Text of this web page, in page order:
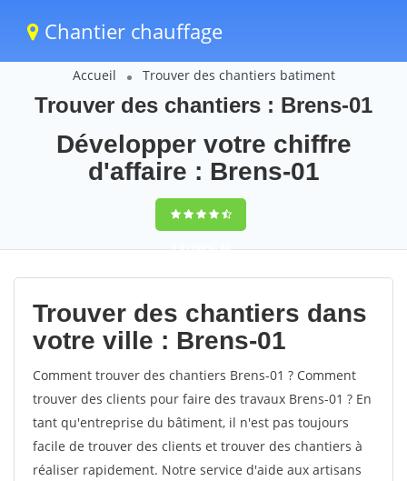
Chantier chauffage
Accueil Trouver des chantiers batiment
Trouver des chantiers : Brens-01
Développer votre chiffre
d'affaire : Brens-01
9,5(100%)60
votes
Trouver des chantiers dans
votre ville : Brens-01
Comment trouver des chantiers Brens-01 ? Comment
trouver des clients pour faire des travaux Brens-01 ? En
tant qu'entreprise du bâtiment, il n'est pas toujours
facile de trouver des clients et trouver des chantiers à
réaliser rapidement. Notre service d'aide aux artisans